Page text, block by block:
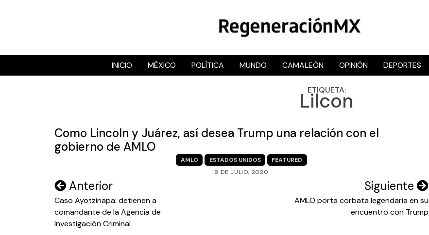
RegeneraciónMX
Sitio de noticias libre e independiente
INICIO MÉXICO POLÍTICA MUNDO CAMALEÓN OPINIÓN DEPORTES
ETIQUETA:
Lilcon
Como Lincoln y Juárez, así desea Trump una relación con el
gobierno de AMLO
AMLO ESTADOS UNIDOS
FEATURED
8 DE JULIO, 2020
Navegación
de
entradas
Anterior
Caso Ayotzinapa: detienen a
comandante de la Agencia de
Investigación Criminal
Siguiente
AMLO porta corbata legendaria en su
encuentro con Trump